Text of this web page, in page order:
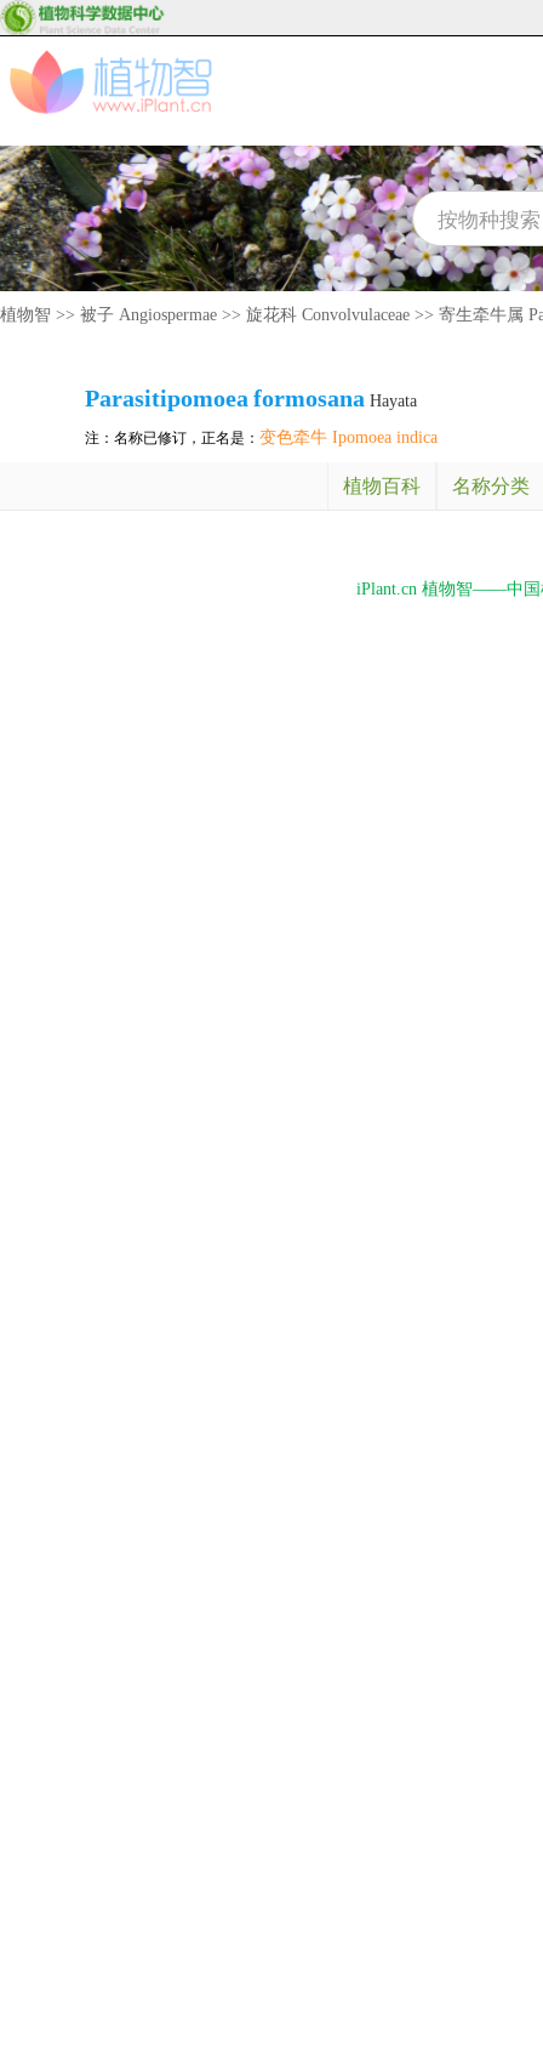
植物智 >> 被子 Angiospermae >> 旋花科 Convolvulaceae >> 寄生牵牛属
Parasitipomoea formosana Hayata
注：名称已修订，正名是： 变色牵牛 Ipomoea indica
植物百科 名称分类
iPlant.cn 植物智——中国